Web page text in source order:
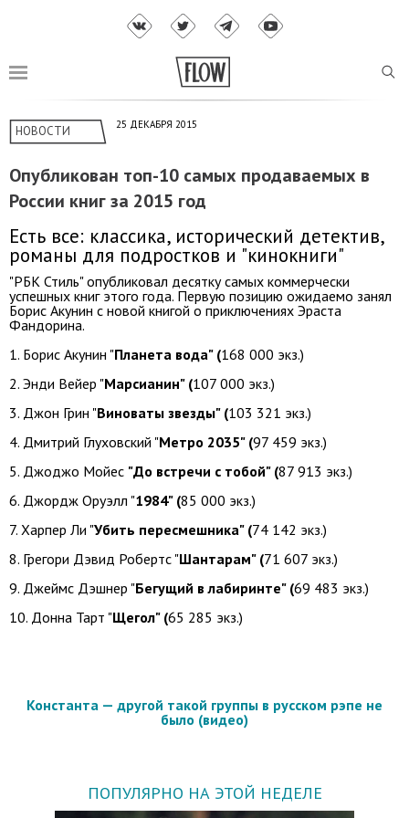
НОВОСТИ 25 ДЕКАБРЯ 2015
Опубликован топ-10 самых продаваемых в
России книг за 2015 год
Есть все: классика, исторический детектив,
романы для подростков и "кинокниги"
"РБК Стиль" опубликовал десятку самых коммерчески
успешных книг этого года. Первую позицию ожидаемо занял
Борис Акунин с новой книгой о приключениях Эраста
Фандорина.
1. Борис Акунин "Планета вода" (168 000 экз.)
2. Энди Вейер "Марсианин" (107 000 экз.)
3. Джон Грин "Виноваты звезды" (103 321 экз.)
4. Дмитрий Глуховский "Метро 2035" (97 459 экз.)
5. Джоджо Мойес "До встречи с тобой" (87 913 экз.)
6. Джордж Оруэлл "1984" (85 000 экз.)
7. Харпер Ли "Убить пересмешника" (74 142 экз.)
8. Грегори Дэвид Робертс "Шантарам" (71 607 экз.)
9. Джеймс Дэшнер "Бегущий в лабиринте" (69 483 экз.)
10. Донна Тарт "Щегол" (65 285 экз.)
Константа — другой такой группы в русском рэпе не
было (видео)
ПОПУЛЯРНО НА ЭТОЙ НЕДЕЛЕ